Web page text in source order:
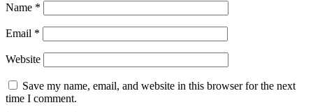
Name *
Email *
Website
Save my name, email, and website in this browser for the next
time I comment.